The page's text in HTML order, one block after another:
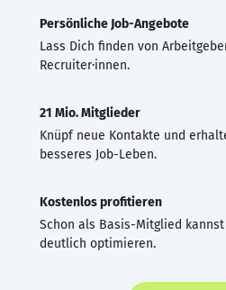
Persönliche Job-Angebote
Lass Dich finden von
Recruiter·innen.
21 Mio. Mitglieder
Knüpf neue Kontakte und
besseres Job-Leben.
Kostenlos profitieren
Schon als Basis-Mitglied kannst
deutlich optimieren.